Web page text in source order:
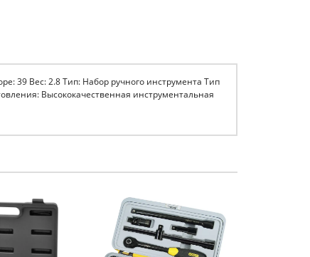
39 Вес: 2.8 Тип: Набор ручного инструмента Тип
Высококачественная инструментальная